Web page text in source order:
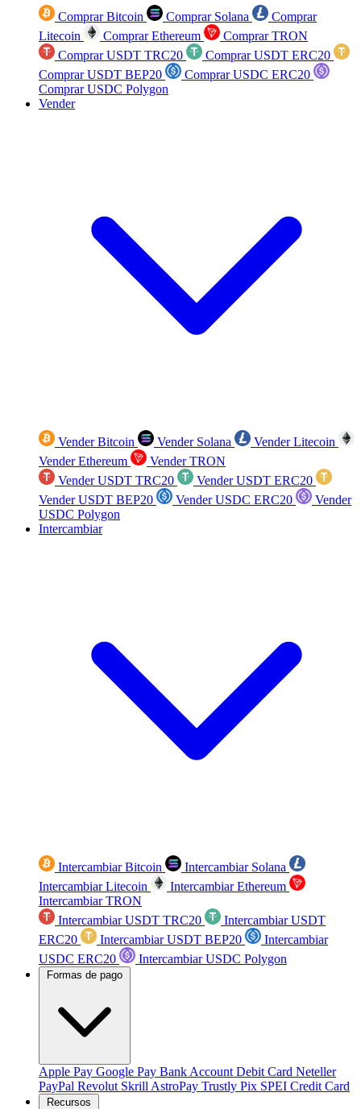
Comprar Bitcoin Comprar Solana
Comprar
Litecoin
Comprar Ethereum
Comprar TRON
Comprar USDT TRC20
Comprar USDT ERC20
Comprar USDT BEP20
Comprar USDC ERC20
Comprar USDC Polygon
Vender
Vender Bitcoin Vender Solana
Vender Litecoin
Vender Ethereum
Vender TRON
Vender USDT TRC20
Vender USDT ERC20
Vender USDT BEP20
Vender USDC ERC20
Vender
USDC Polygon
Intercambiar
Intercambiar Bitcoin
Intercambiar Solana
Intercambiar Litecoin
Intercambiar Ethereum
Intercambiar TRON
Intercambiar USDT TRC20
Intercambiar USDT
ERC20
Intercambiar USDT BEP20
Intercambiar
USDC ERC20
Intercambiar USDC Polygon
Formas de pago
Apple Pay Google Pay Bank Account Debit Card Neteller
PayPal Revolut Skrill AstroPay Trustly Pix SPEI Credit Card
Recursos